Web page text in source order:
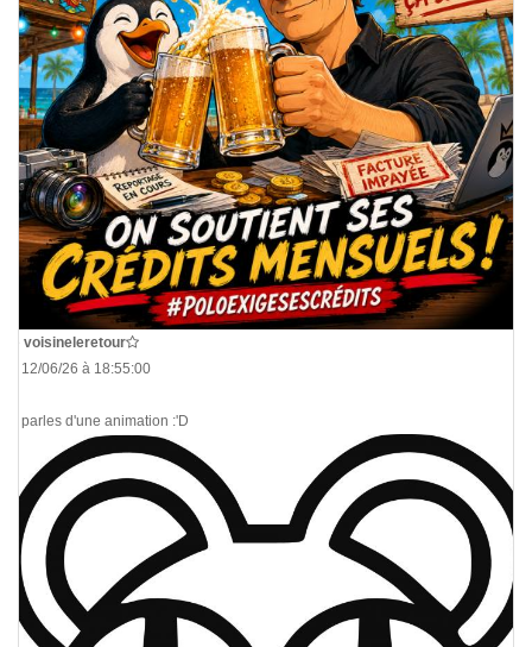
voisineleretour
Le 12/06/26 à 18:55:00
Tu parles d'une animation :'D